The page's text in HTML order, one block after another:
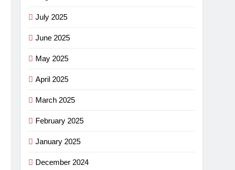
July 2025
June 2025
May 2025
April 2025
March 2025
February 2025
January 2025
December 2024